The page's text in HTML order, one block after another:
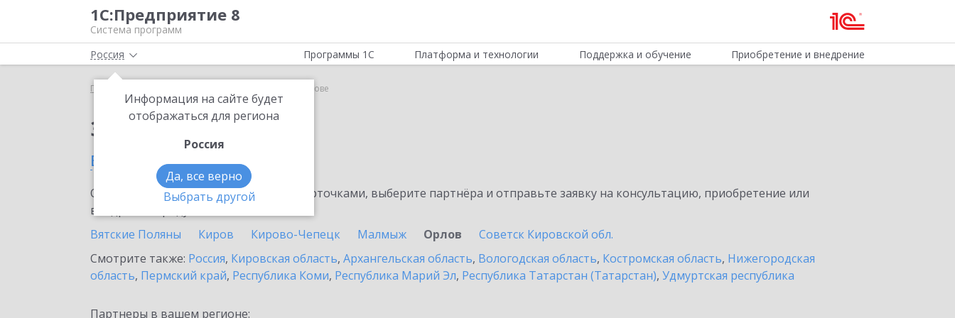
1С:Предприятие 8
Система программ
Россия
Информация на сайте будет
отображаться для региона
Россия
Да, все верно
Выбрать другой
Программы 1С Платформа и технологии Поддержка и обучение Приобретение и внедрение
Главная 1С-ЭПД в Орлове
Заказать 1С-ЭПД
в Орлове
Ознакомьтесь с информационными карточками, выберите партнёра и отправьте заявку на консультацию, приобретение или
внедрение продукта.
Вятские Поляны
Киров Кирово-Чепецк Малмыж Орлов
Советск Кировской обл.
Смотрите также: Россия, Кировская область, Архангельская область, Вологодская область, Костромская область, Нижегородская
область, Пермский край, Республика Коми, Республика Марий Эл, Республика Татарстан (Татарстан), Удмуртская республика
Партнеры в вашем регионе: